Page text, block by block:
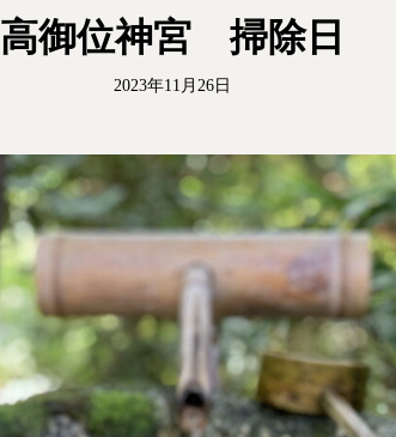
高御位神宮 掃除日
2023年11月26日